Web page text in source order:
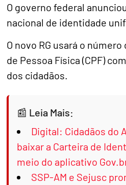
O governo federal
nacional de identidade
O novo RG usará o
de Pessoa Física (CPF)
dos cidadãos.
Leia Mais:
Digital: Cidadãos do
baixar a Carteira de
meio do aplicativo
SSP-AM e Sejusc